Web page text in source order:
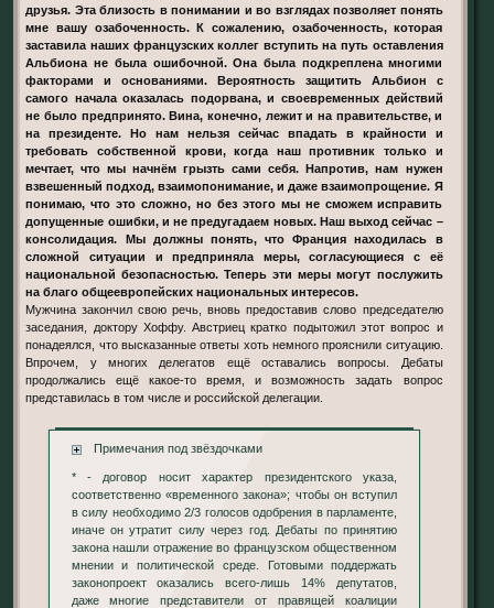
друзья. Эта близость в понимании и во взглядах позволяет понять
мне вашу озабоченность. К сожалению, озабоченность, которая
заставила наших французских коллег вступить на путь оставления
Альбиона не была ошибочной. Она была подкреплена многими
факторами и основаниями. Вероятность защитить Альбион с
самого начала оказалась подорвана, и своевременных действий
не было предпринято. Вина, конечно, лежит и на правительстве, и
на президенте. Но нам нельзя сейчас впадать в крайности и
требовать собственной крови, когда наш противник только и
мечтает, что мы начнём грызть сами себя. Напротив, нам нужен
взвешенный подход, взаимопонимание, и даже взаимопрощение. Я
понимаю, что это сложно, но без этого мы не сможем исправить
допущенные ошибки, и не предугадаем новых. Наш выход сейчас –
консолидация. Мы должны понять, что Франция находилась в
сложной ситуации и предприняла меры, согласующиеся с её
национальной безопасностью. Теперь эти меры могут послужить
на благо общеевропейских национальных интересов.
Мужчина закончил свою речь, вновь предоставив слово председателю
заседания, доктору Хоффу. Австриец кратко подытожил этот вопрос и
понадеялся, что высказанные ответы хоть немного прояснили ситуацию.
Впрочем, у многих делегатов ещё оставались вопросы. Дебаты
продолжались ещё какое-то время, и возможность задать вопрос
представилась в том числе и российской делегации.
Примечания под звёздочками
* - договор носит характер президентского указа,
соответственно «временного закона»; чтобы он вступил
в силу необходимо 2/3 голосов одобрения в парламенте,
иначе он утратит силу через год. Дебаты по принятию
закона нашли отражение во французском общественном
мнении и политической среде. Готовыми поддержать
законопроект оказались всего-лишь 14% депутатов,
даже многие представители от правящей коалиции